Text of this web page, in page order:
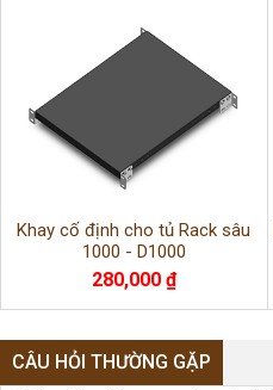
Khay cố định cho tủ Rack sâu
1000 - D1000
280,000 ₫
CÂU HỎI THƯỜNG GẶP